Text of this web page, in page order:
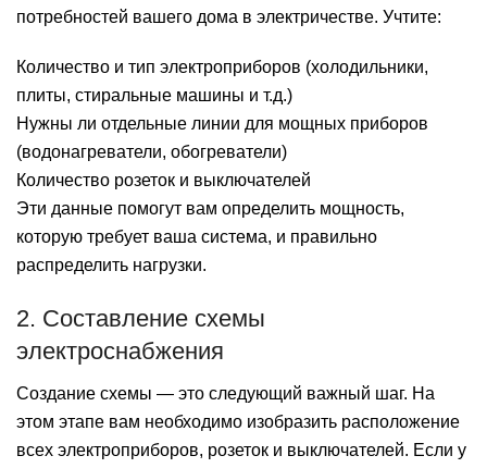
потребностей вашего дома в электричестве. Учтите:
Количество и тип электроприборов (холодильники,
плиты, стиральные машины и т.д.)
Нужны ли отдельные линии для мощных приборов
(водонагреватели, обогреватели)
Количество розеток и выключателей
Эти данные помогут вам определить мощность,
которую требует ваша система, и правильно
распределить нагрузки.
2. Составление схемы
электроснабжения
Создание схемы — это следующий важный шаг. На
этом этапе вам необходимо изобразить расположение
всех электроприборов, розеток и выключателей. Если у